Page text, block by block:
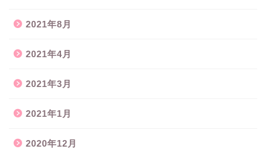
2021年8月
2021年4月
2021年3月
2021年1月
2020年12月